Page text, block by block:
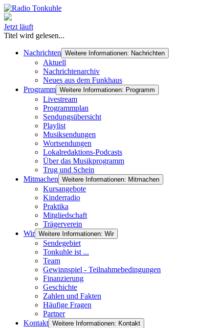
Jetzt läuft
Titel wird gelesen...
Nachrichten Weitere Informationen: Nachrichten
Aktuell
Nachrichtenarchiv
Neues aus dem Funkhaus
Programm Weitere Informationen: Programm
Livestream
Programmplan
Sendungsübersicht
Playlist
Musiksendungen
Wortsendungen
Lokalredaktions-Podcasts
Über das Musikprogramm
Trug und Schein
Mitmachen Weitere Informationen: Mitmachen
Kursangebote
Kinderradio
Praktika
Mitgliedschaft
Trägerverein
Wir Weitere Informationen: Wir
Sendegebiet
Tonkuhle ist ...
Team
Gewinnspiel - Teilnahmebedingungen
Finanzierung
Geschichte
Zahlen und Fakten
Häufige Fragen
Partner
Kontakt Weitere Informationen: Kontakt